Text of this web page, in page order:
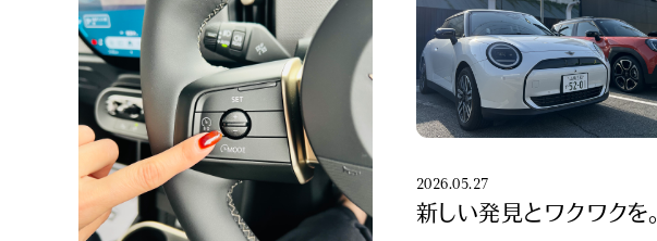
2026.05.27
新しい発見とワクワクを。